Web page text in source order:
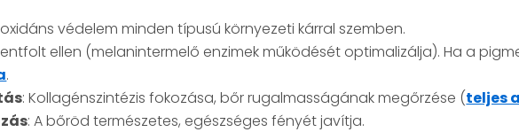
védelem minden típusú környezeti kárral szemben.
ellen (melanintermelő enzimek működését optimalizálja). Ha a
.
: Kollagénszintézis fokozása, bőr rugalmasságának megőrzése (teljes
: A bőröd természetes, egészséges fényét javítja.